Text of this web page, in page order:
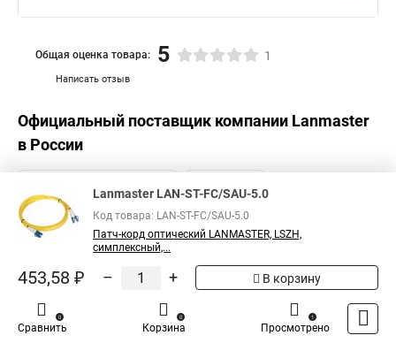
Написать отзыв
Общая оценка товара: 5 1
Официальный поставщик компании Lanmaster
в России
Lanmaster LAN-ST-FC/SAU-5.0
Код товара: LAN-ST-FC/SAU-5.0
Патч-корд оптический LANMASTER, LSZH,
симплексный,...
453,58 ₽ – + В корзину
Сравнить
0
Корзина
0
Просмотрено
1